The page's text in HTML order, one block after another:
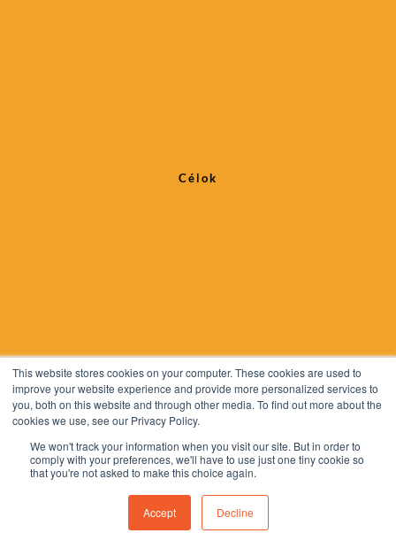
This website stores cookies on your computer. These cookies are used to
improve your website experience and provide more personalized services to
you, both on this website and through other media. To find out more about the
cookies we use, see our Privacy Policy.
We won't track your information when you visit our site. But in order to
comply with your preferences, we'll have to use just one tiny cookie so
that you're not asked to make this choice again.
Accept Decline
Célok
Impresszum
Menedzsment Megoldások KFT.
Adatvédelmi nyilatkozat
Adatvédelem teljes